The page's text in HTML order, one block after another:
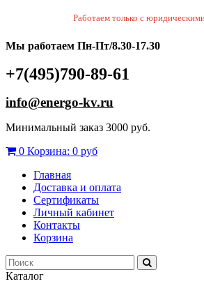
Работаем только с
Мы работаем Пн-Пт/8.30-17.30
+7(495)790-89-61
info@energo-kv.ru
Минимальный заказ 3000 руб.
0 Корзина: 0 руб
Главная
Доставка и оплата
Сертификаты
Личный кабинет
Контакты
Корзина
Каталог